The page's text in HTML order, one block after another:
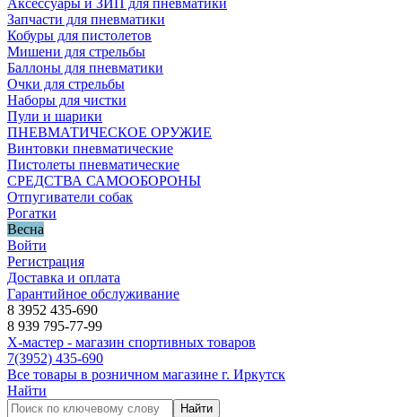
Аксессуары и ЗИП для пневматики
Запчасти для пневматики
Кобуры для пистолетов
Мишени для стрельбы
Баллоны для пневматики
Очки для стрельбы
Наборы для чистки
Пули и шарики
ПНЕВМАТИЧЕСКОЕ ОРУЖИЕ
Винтовки пневматические
Пистолеты пневматические
СРЕДСТВА САМООБОРОНЫ
Отпугиватели собак
Рогатки
Весна
Войти
Регистрация
Доставка и оплата
Гарантийное обслуживание
8 3952 435-690
8 939 795-77-99
Х-мастер - магазин спортивных товаров
7(3952) 435-690
Все товары в розничном магазине г. Иркутск
Найти
Найти